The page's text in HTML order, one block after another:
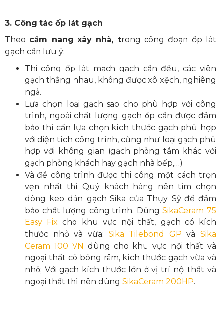
3. Công tác ốp lát gạch
Theo cẩm nang xây nhà, trong công đoạn ốp lát
gạch cần lưu ý:
Thi công ốp lát mạch gạch cần đều, các viên
gạch thẳng nhau, không được xô xệch, nghiêng
ngả.
Lựa chọn loại gạch sao cho phù hợp với công
trình, ngoài chất lượng gạch ốp cần được đảm
bảo thì cần lựa chọn kích thước gạch phù hợp
với diện tích công trình, cũng như loại gạch phù
hợp với không gian (gạch phòng tắm khác với
gạch phòng khách hay gạch nhà bếp,…)
Và để công trình được thi công một cách trọn
vẹn nhất thì Quý khách hàng nên tìm chọn
dòng keo dán gạch Sika của Thụy Sỹ để đảm
bảo chất lượng công trình. DùngSikaCeram 75
Easy Fix cho khu vực nội thất, gạch có kích
thước nhỏ và vừa; Sika Tilebond GP và Sika
Ceram 100 VN dùng cho khu vực nội thất và
ngoại thất có bóng râm, kích thước gạch vừa và
nhỏ; Với gạch kích thước lớn ở vị trí nội thất và
ngoại thất thì nên dùng SikaCeram 200HP.